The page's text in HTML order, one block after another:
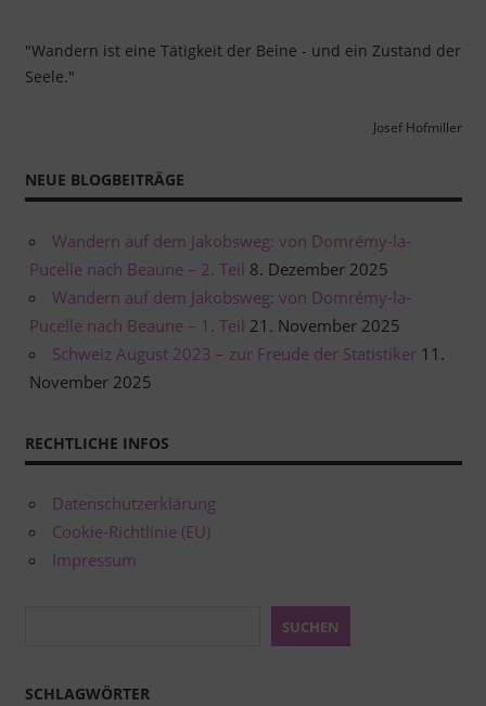
Beiträge
"Wandern ist eine Tätigkeit der Beine - und ein Zustand der
Seele."
Josef Hofmiller
NEUE BLOGBEITRÄGE
Wandern auf dem Jakobsweg: von Domrémy-la-
Pucelle nach Beaune – 2. Teil 8. Dezember 2025
Wandern auf dem Jakobsweg: von Domrémy-la-
Pucelle nach Beaune – 1. Teil 21. November 2025
Schweiz August 2023 – zur Freude der Statistiker 11.
November 2025
RECHTLICHE INFOS
Datenschutzerklärung
Cookie-Richtlinie (EU)
Impressum
SUCHEN
SCHLAGWÖRTER